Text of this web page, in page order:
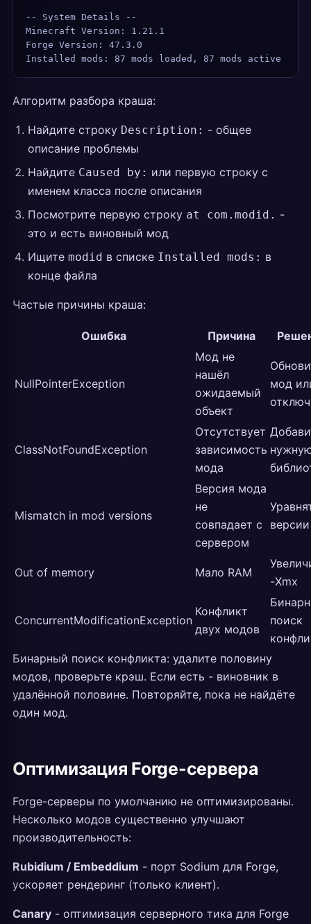
-- System Details --
Minecraft Version: 1.21.1
Forge Version: 47.3.0
Installed mods: 87 mods loaded, 87 mods active
Алгоритм разбора краша:
Найдите строку Description: - общее
описание проблемы
Найдите Caused by: или первую строку с
именем класса после описания
Посмотрите первую строку at com.modid. -
это и есть виновный мод
Ищите modid в списке Installed mods: в
конце файла
Частые причины краша:
Ошибка Причина
NullPointerException
Мод не
нашёл
ожидаемый
объект
мод
ClassNotFoundException
Отсутствует
зависимость
мода
Mismatch in mod versions
Версия мода
не
совпадает с
сервером
версии
Out of memory Мало RAM
-Xmx
ConcurrentModificationException
Конфликт
двух модов
поиск
Бинарный поиск конфликта: удалите половину
модов, проверьте крэш. Если есть - виновник в
удалённой половине. Повторяйте, пока не найдёте
один мод.
Оптимизация Forge-сервера
Forge-серверы по умолчанию не оптимизированы.
Несколько модов существенно улучшают
производительность:
Rubidium / Embeddium - порт Sodium для Forge,
ускоряет рендеринг (только клиент).
Canary - оптимизация серверного тика для Forge